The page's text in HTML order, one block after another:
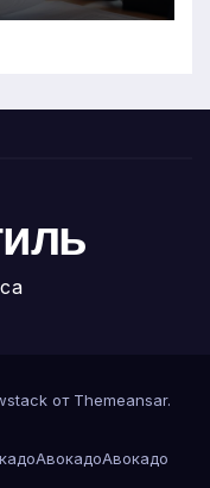
от Themeansar.
АвокадоАвокадо